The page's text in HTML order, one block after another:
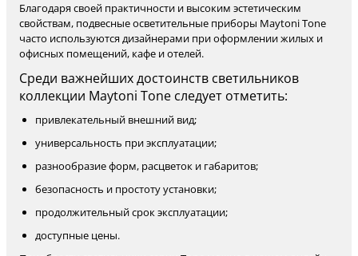
Благодаря своей практичности и высоким эстетическим
свойствам, подвесные осветительные приборы Maytoni Tone
часто используются дизайнерами при оформлении жилых и
офисных помещений, кафе и отелей.
Среди важнейших достоинств светильников
коллекции Maytoni Tone следует отметить:
привлекательный внешний вид;
универсальность при эксплуатации;
разнообразие форм, расцветок и габаритов;
безопасность и простоту установки;
продолжительный срок эксплуатации;
доступные цены.